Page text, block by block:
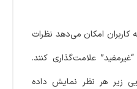
کاربران امکان می‌دهد نظرات
علامت‌گذاری کنند.
زیر هر نظر نمایش داده